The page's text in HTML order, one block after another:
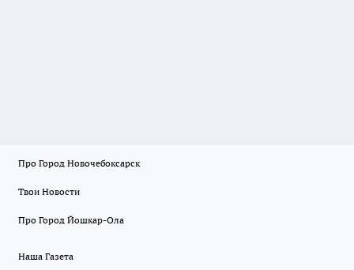
Про Город Новочебоксарск
Твои Новости
Про Город Йошкар-Ола
Наша Газета